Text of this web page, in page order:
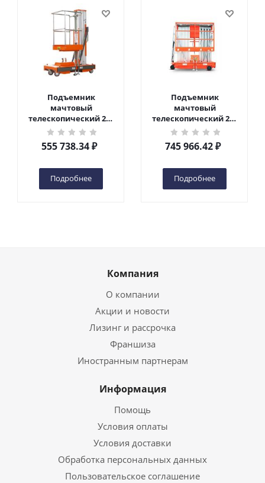
Подъемник
мачтовый
телескопический 200
кг 6 м TOR GTWY6-200S
DC 2-мачтовый
(автономный) (G) в
555 738.34₽
Подробнее
Подъемник
мачтовый
телескопический 200
кг 10 м TOR GTWY10-
200S DC 2-мачтовый
(автономный) (N) в
745 966.42₽
Подробнее
Компания
О компании
Акции и новости
Лизинг и рассрочка
Франшиза
Иностранным партнерам
Информация
Помощь
Условия оплаты
Условия доставки
Обработка персональных данных
Пользовательское соглашение